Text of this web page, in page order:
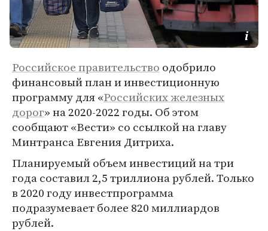
Российское правительство одобрило
финансовый план и инвестиционную
программу для «Российских железных
дорог» на 2020-2022 годы. Об этом
сообщают «Вести» со ссылкой на главу
Минтранса Евгения Дитриха.
Планируемый объем инвестиций на три
года составил 2,5 триллиона рублей. Только
в 2020 году инвестпрограмма
подразумевает более 820 миллиардов
рублей.